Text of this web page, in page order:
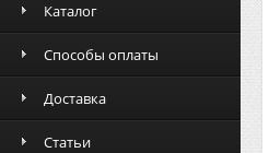
Каталог
Способы оплаты
Доставка
Статьи